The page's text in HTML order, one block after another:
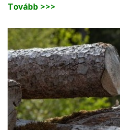
Tovább >>>